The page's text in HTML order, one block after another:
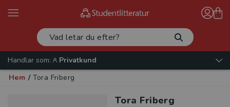
Handlar som:
Privatkund
Hem / Tora Friberg
Tora Friberg